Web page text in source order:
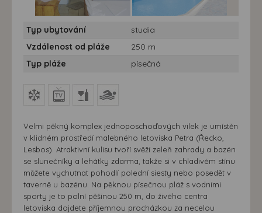
Lesbos, Petra - Studia
Anna Maria
Lesbos, Petra - Studia
Anna Maria
Typ ubytování
studia
Vzdálenost od pláže
250 m
Typ pláže
písečná
Velmi pěkný komplex jednoposchoďových vilek je umístěn
v klidném prostředí malebného letoviska Petra (Řecko,
Lesbos). Atraktivní kulisu tvoří svěží zeleň zahrady a bazén
se slunečníky a lehátky zdarma, takže si v chladivém stínu
můžete vychutnat pohodlí polední siesty nebo posedět v
taverně u bazénu. Na pěknou písečnou pláž s vodními
sporty je to polní pěšinou 250 m, do živého centra
letoviska dojdete příjemnou procházkou za necelou